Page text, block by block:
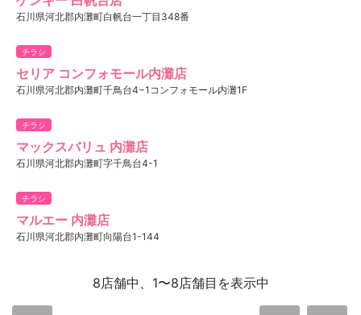
石川県河北郡内灘町白帆台一丁目348番
チラシ
セリア コンフォモール内灘店
石川県河北郡内灘町千鳥台4−1コンフォモール内灘1F
チラシ
マックスバリュ 内灘店
石川県河北郡内灘町字千鳥台4-1
チラシ
マルエー 内灘店
石川県河北郡内灘町向陽台1-144
8店舗中、1〜8店舗目を表示中